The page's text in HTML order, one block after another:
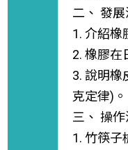
二、 發
1. 介紹橡
2. 橡膠在
3. 說明橡
克定律)。
三、 操
1. 竹筷子